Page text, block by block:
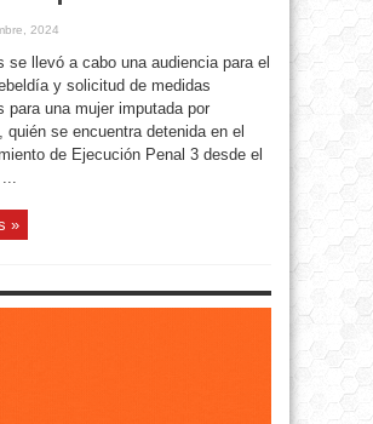
2024
se llevó a cabo una audiencia para el
y solicitud de medidas
para una mujer imputada por
quién se encuentra detenida en el
de Ejecución Penal 3 desde el
»